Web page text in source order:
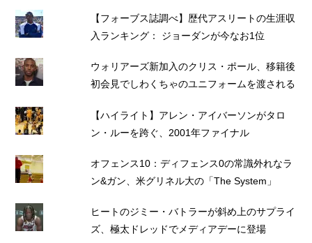
【フォーブス誌調べ】歴代アスリートの生涯収
入ランキング： ジョーダンが今なお1位
ウォリアーズ新加入のクリス・ポール、移籍後
初会見でしわくちゃのユニフォームを渡される
【ハイライト】アレン・アイバーソンがタロ
ン・ルーを跨ぐ、2001年ファイナル
オフェンス10：ディフェンス0の常識外れなラ
ン&ガン、米グリネル大の「The System」
ヒートのジミー・バトラーが斜め上のサプライ
ズ、極太ドレッドでメディアデーに登場